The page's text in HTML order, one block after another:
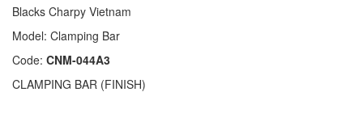
Blacks Charpy Vietnam
Model: Clamping Bar
Code: CNM-044A3
CLAMPING BAR (FINISH)